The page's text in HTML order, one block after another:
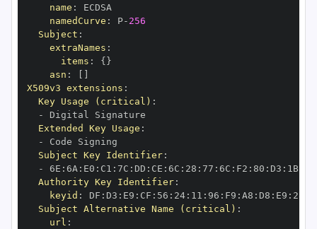
name :
namedCurve : P- 256
Subject :
extraNames :
items : { }
asn :
X509v3 extensions :
Key Usage (critical) :
-
Extended Key Usage :
-
Subject Key Identifier:
-
6E : 6A : E0 : C1 : 7C : DD : CE : 6C : 28 : 77 : 6C : F2 : 80 : D3 : 1B:
Authority Key Identifier:
keyid : DF : D3 : E9 : CF : 56 : 24: 11 : 96 : F9 : A8 : D8 : E9 : 28
Subject Alternative Name (critical) :
url :